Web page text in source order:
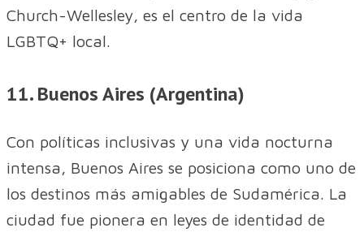
Church-Wellesley, es el centro de la vida
LGBTQ+ local.
11. Buenos Aires (Argentina)
Con políticas inclusivas y una vida nocturna
intensa, Buenos Aires se posiciona como uno de
los destinos más amigables de Sudamérica. La
ciudad fue pionera en leyes de identidad de